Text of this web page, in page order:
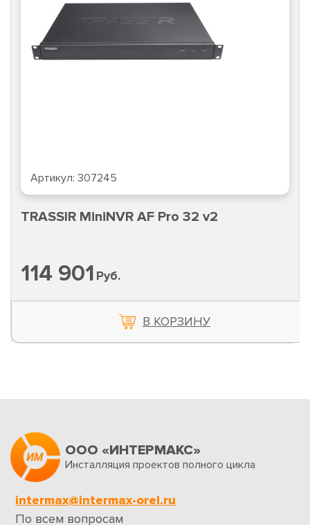
Артикул: 307245
TRASSIR MiniNVR AF Pro 32 v2
114 901 Руб.
В КОРЗИНУ
ООО «ИНТЕРМАКС»
Инсталляция проектов полного цикла
intermax@intermax-orel.ru
По всем вопросам